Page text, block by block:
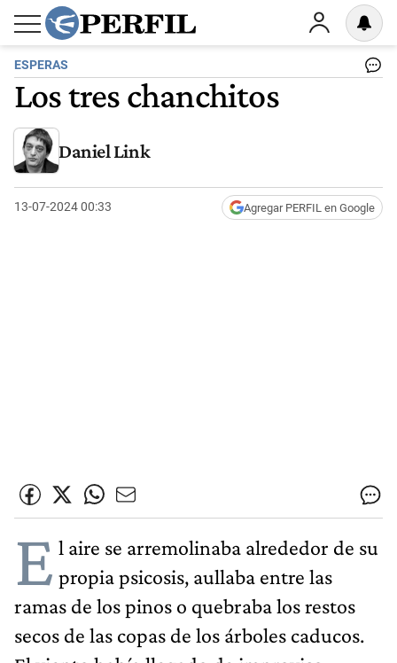
ESPERAS
Los tres chanchitos
Daniel Link
13-07-2024 00:33 Agregar PERFIL en Google
E l aire se arremolinaba alrededor de su
propia psicosis, aullaba entre las
ramas de los pinos o quebraba los restos
secos de las copas de los árboles caducos.